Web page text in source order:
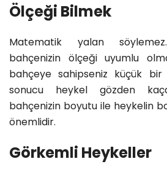
Ölçeği Bilmek
Matematik yalan
bahçenizin ölçeği uyumlu
bahçeye sahipseniz küçük bir
sonucu heykel gözden
bahçenizin boyutu ile heykelin
önemlidir.
Görkemli Heykeller